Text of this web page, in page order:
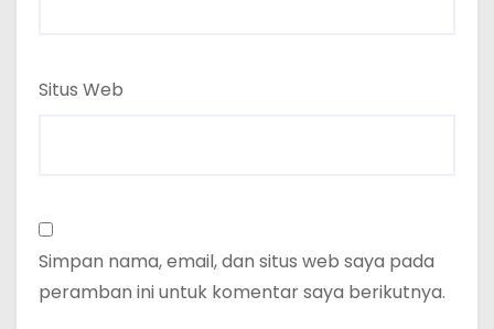
Situs Web
Simpan nama, email, dan situs web saya pada
peramban ini untuk komentar saya berikutnya.